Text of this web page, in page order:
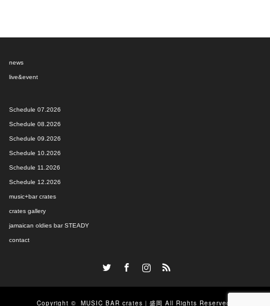
news
live&event
Schedule 07.2026
Schedule 08.2026
Schedule 09.2026
Schedule 10.2026
Schedule 11.2026
Schedule 12.2026
music+bar crates
crates gallery
jamaican oldies bar STEADY
contact
Copyright © MUSIC BAR crates｜盛岡 All Rights Reserved.